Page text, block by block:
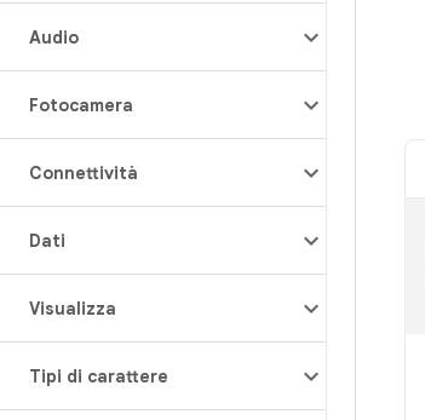
Audio
Fotocamera
Connettività
Dati
Visualizza
Tipi di carattere